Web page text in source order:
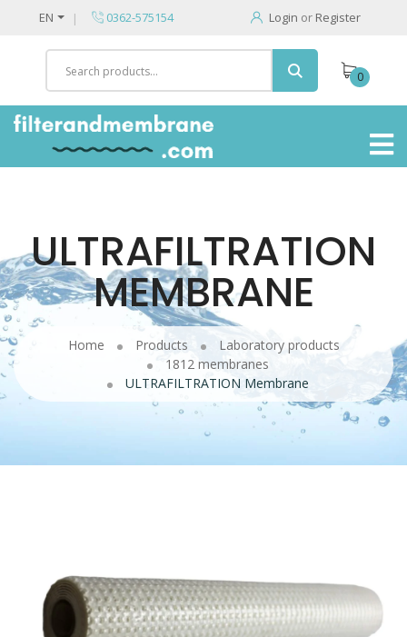
EN 0362-575154 Login or Register
0
ULTRAFILTRATION
MEMBRANE
Home Products
Laboratory products
1812 membranes
ULTRAFILTRATION Membrane